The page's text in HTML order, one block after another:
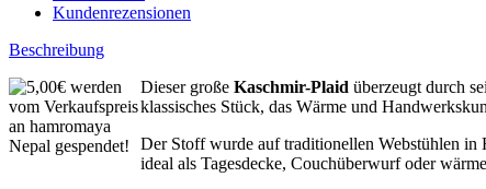
Kundenrezensionen
Beschreibung
Dieser große Kaschmir-Plaid überzeugt durch
klassisches Stück, das Wärme und
Der Stoff wurde auf traditionellen Webstühlen in
ideal als Tagesdecke, Couchüberwurf oder